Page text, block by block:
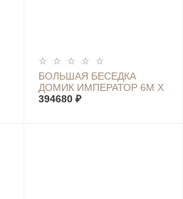
БОЛЬШАЯ БЕСЕДКА
ДОМИК ИМПЕРАТОР 6М Х
6М
394680 ₽